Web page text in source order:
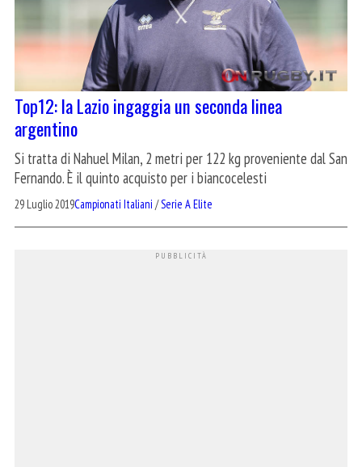
Top12: la Lazio ingaggia un seconda linea
argentino
Si tratta di Nahuel Milan, 2 metri per 122 kg proveniente dal San
Fernando. È il quinto acquisto per i biancocelesti
29 Luglio 2019Campionati Italiani /Serie A Elite